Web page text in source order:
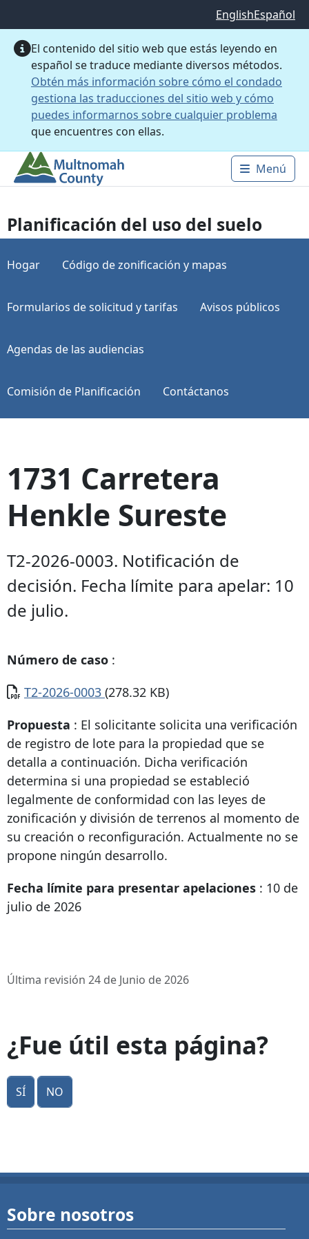
EnglishEspañol
El contenido del sitio web que estás leyendo en
español se traduce mediante diversos métodos.
Obtén más información sobre cómo el condado
gestiona las traducciones del sitio web y cómo
puedes informarnos sobre cualquier problema
que encuentres con ellas.
Main
Menú
Planificación del uso del suelo
Hogar Código de zonificación y mapas
Formularios de solicitud y tarifas Avisos públicos
Agendas de las audiencias
Comisión de Planificación Contáctanos
1731 Carretera
Henkle Sureste
T2-2026-0003. Notificación de
decisión. Fecha límite para apelar: 10
de julio.
Número de caso :
Documento
T2-2026-0003 (278.32 KB)
Propuesta : El solicitante solicita una verificación
de registro de lote para la propiedad que se
detalla a continuación. Dicha verificación
determina si una propiedad se estableció
legalmente de conformidad con las leyes de
zonificación y división de terrenos al momento de
su creación o reconfiguración. Actualmente no se
propone ningún desarrollo.
Fecha límite para presentar apelaciones : 10 de
julio de 2026
Última revisión 24 de Junio de 2026
¿Fue útil esta página?
Sí No
Sobre nosotros